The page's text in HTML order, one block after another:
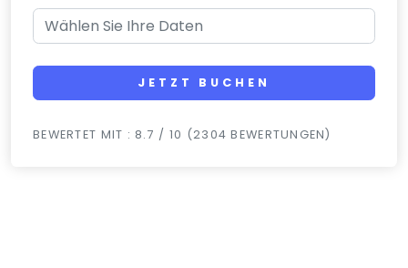
JETZT BUCHEN
BEWERTET MIT : 8.7 / 10 (2304 BEWERTUNGEN)